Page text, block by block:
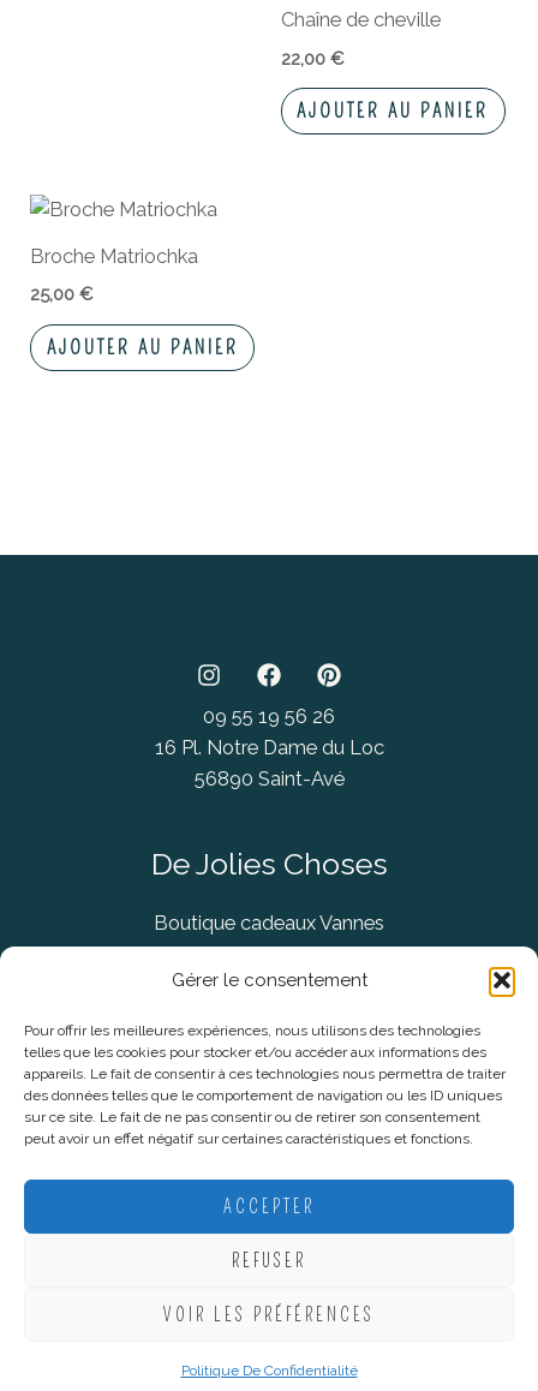
Gérer le consentement
Pour offrir les meilleures expériences, nous utilisons des technologies
telles que les cookies pour stocker et/ou accéder aux informations des
appareils. Le fait de consentir à ces technologies nous permettra de traiter
des données telles que le comportement de navigation ou les ID uniques
sur ce site. Le fait de ne pas consentir ou de retirer son consentement
peut avoir un effet négatif sur certaines caractéristiques et fonctions.
ACCEPTER
REFUSER
VOIR LES PRÉFÉRENCES
Politique De Confidentialité
Chaîne de cheville
22,00 €
AJOUTER AU PANIER
Broche Matriochka
25,00€
AJOUTER AU PANIER
09 55 19 56 26
16 Pl. Notre Dame du Loc
56890 Saint-Avé
De Jolies Choses
Boutique cadeaux Vannes
Concept Store Vannes
Informations légales
CGV
Politique De Confidentialité
Plan du site
Webmarketing